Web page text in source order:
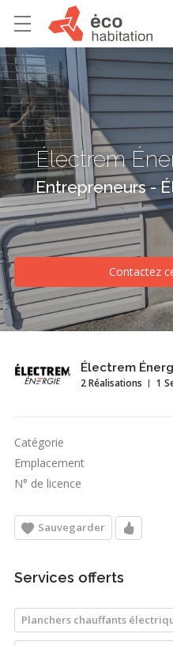
Électrem
Entrepreneurs -
Électrem
Entrepreneurs -
Contactez
Électrem
2 Réalisations 1
Catégorie
Emplacement
N° de licence
Sauvegarder
Services offerts
Planchers chauffants